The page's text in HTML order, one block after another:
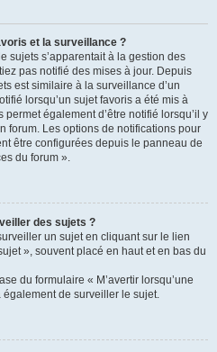
et la surveillance ?
sujets s’apparentait à la gestion des
pas notifié des mises à jour. Depuis
est similaire à la surveillance d’un
lorsqu’un sujet favoris a été mis à
également d’être notifié lorsqu’il y
forum. Les options de notifications pour
être configurées depuis le panneau de
du forum ».
des sujets ?
un sujet en cliquant sur le lien
», souvent placé en haut et en bas du
du formulaire « M’avertir lorsqu’une
de surveiller le sujet.